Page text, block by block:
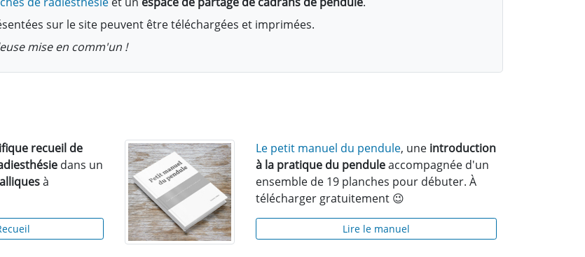
sur le site peuvent être téléchargées et imprimées.
mise en comm'un !
recueil de
dans un
à
Le petit manuel du pendule, une introduction
à la pratique du penduleaccompagnée d'un
ensemble de 19 planches pour débuter. À
télécharger gratuitement 😉
Lire le manuel